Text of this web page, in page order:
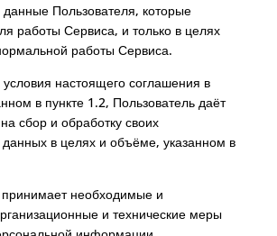
Пользователя, которые
работы Сервиса, и только в целях
работы Сервиса.
настоящего соглашения в
в пункте 1.2, Пользователь даёт
сбор и обработку своих
в целях и объёме, указанном в
необходимые и
и технические меры